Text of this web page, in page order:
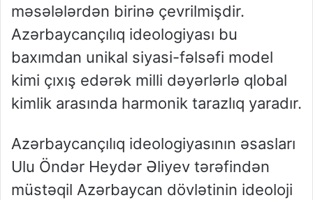
məsələlərdən birinə çevrilmişdir.
Azərbaycançılıq ideologiyası bu
baxımdan unikal siyasi-fəlsəfi model
kimi çıxış edərək milli dəyərlərlə qlobal
kimlik arasında harmonik tarazlıq yaradır.
Azərbaycançılıq ideologiyasının əsasları
Ulu Öndər Heydər Əliyev tərəfindən
müstəqil Azərbaycan dövlətinin ideoloji